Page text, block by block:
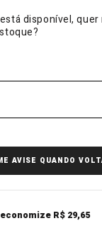
economize R$ 29,65